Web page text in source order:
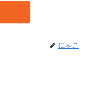
にゃこ